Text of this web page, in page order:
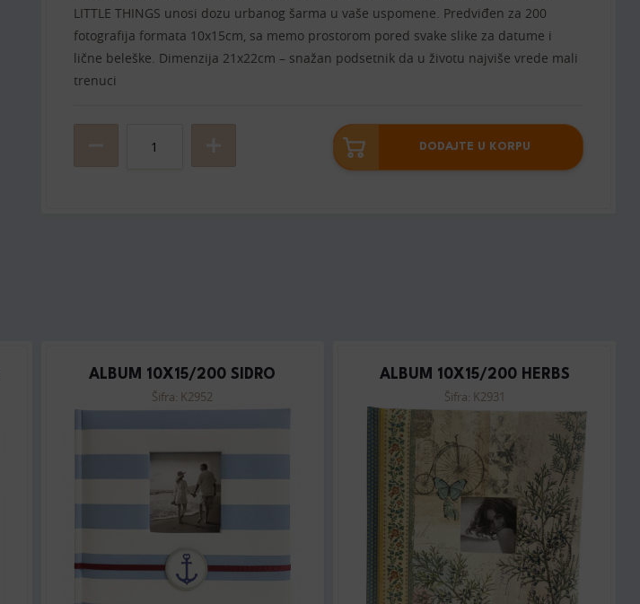
LITTLE THINGS unosi dozu urbanog šarma u vaše uspomene. Predviđen za 200
fotografija formata 10x15cm, sa memo prostorom pored svake slike za datume i
lične beleške. Dimenzija 21x22cm – snažan podsetnik da u životu najviše vrede mali
trenuci
DODAJTE U KORPU
ALBUM 10X15/200 SIDRO
Šifra: K2952
ALBUM 10X15/200 HERBS
Šifra: K2931